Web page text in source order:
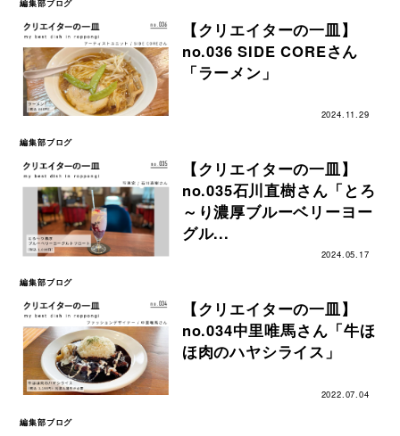
編集部ブログ
【クリエイターの一皿】
no.036 SIDE COREさん
「ラーメン」
2024.11.29
編集部ブログ
【クリエイターの一皿】
no.035石川直樹さん「とろ
～り濃厚ブルーベリーヨー
グル...
2024.05.17
編集部ブログ
【クリエイターの一皿】
no.034中里唯馬さん「牛ほ
ほ肉のハヤシライス」
2022.07.04
編集部ブログ